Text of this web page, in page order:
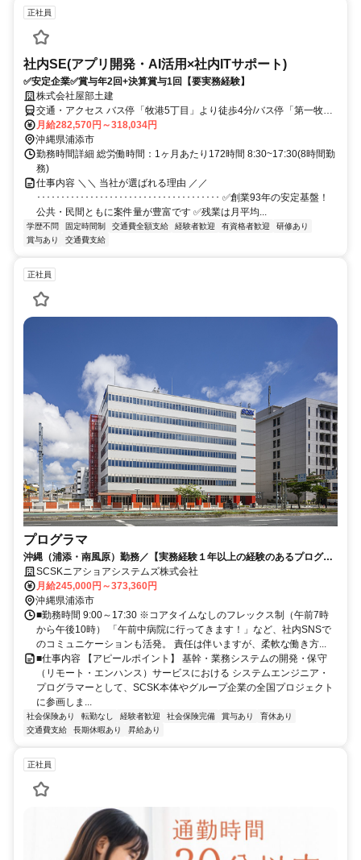
正社員
社内SE(アプリ開発・AI活用×社内ITサポート)
✅安定企業✅賞与年2回+決算賞与1回【要実務経験】
株式会社屋部土建
交通・アクセス バス停「牧港5丁目」より徒歩4分/バス停「第一牧
港」より徒歩9分
月給282,570円～318,034円
沖縄県浦添市
勤務時間詳細 総労働時間：1ヶ月あたり172時間 8:30~17:30(8時間勤
務)
仕事内容 ＼＼ 当社が選ばれる理由 ／／
･･････････････････････････････････････ ✅創業93年の安定基盤！
公共・民間ともに案件量が豊富です ✅残業は月平均...
学歴不問 固定時間制 交通費全額支給 経験者歓迎 有資格者歓迎
研修あり
賞与あり
交通費支給
正社員
プログラマ
沖縄（浦添・南風原）勤務／【実務経験１年以上の経験のあるプログラ
マ募集】好きな街から、首都圏レベルの大規模開発に携われる！
SCSKニアショアシステムズ株式会社
月給245,000円～373,360円
沖縄県浦添市
■勤務時間 9:00～17:30 ※コアタイムなしのフレックス制（午前7時
から午後10時） 「午前中病院に行ってきます！」など、社内SNSで
のコミュニケーションも活発。 責任は伴いますが、柔軟な働き方...
■仕事内容 【アピールポイント】 基幹・業務システムの開発・保守
（リモート・エンハンス）サービスにおける システムエンジニア・
プログラマーとして、SCSK本体やグループ企業の全国プロジェクト
に参画しま...
社会保険あり 転勤なし 経験者歓迎 社会保険完備 賞与あり
育休あり
交通費支給
長期休暇あり 昇給あり
正社員